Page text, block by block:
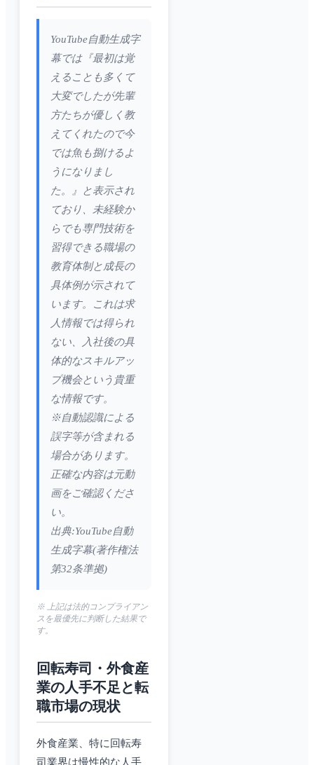
YouTube自動生成字
幕では『最初は覚
えることも多くて
大変でしたが先輩
方たちが優しく教
えてくれたので今
では魚も捌けるよ
うになりまし
た。』と表示され
ており、未経験か
らでも専門技術を
習得できる職場の
教育体制と成長の
具体例が示されて
います。これは求
人情報では得られ
ない、入社後の具
体的なスキルアッ
プ機会という貴重
な情報です。
※自動認識による
誤字等が含まれる
場合があります。
正確な内容は元動
画をご確認くださ
い。
出典:YouTube自動
生成字幕(著作権法
第32条準拠)
※ 上記は法的コンプライアン
スを最優先に判断した結果で
す。
回転寿司・外食産
業の人手不足と転
職市場の現状
外食産業、特に回転寿
司業界は慢性的な人手